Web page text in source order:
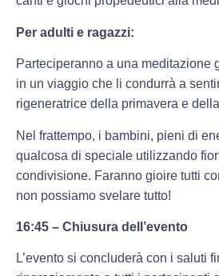
Per adulti e ragazzi:
Parteciperanno a una meditazione
in un viaggio che li condurrà a
rigeneratrice della primavera e
Nel frattempo, i bambini, pieni di
qualcosa di speciale utilizzando
condivisione. Faranno gioire tutti
non possiamo svelare tutto!
16:45 – Chiusura dell’evento
L’evento si concluderà con i saluti